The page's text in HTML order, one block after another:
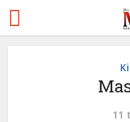
11